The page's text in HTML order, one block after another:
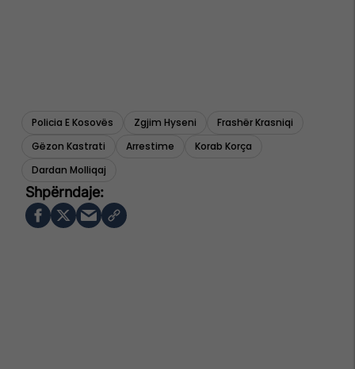
Policia E Kosovës Zgjim Hyseni
Frashër Krasniqi
Gëzon Kastrati
Arrestime
Korab Korça
Dardan Molliqaj